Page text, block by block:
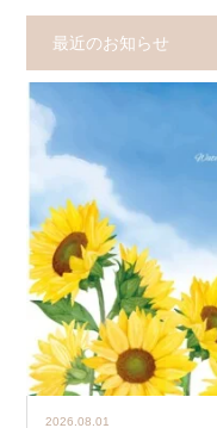
最近のお知らせ
2026.08.01